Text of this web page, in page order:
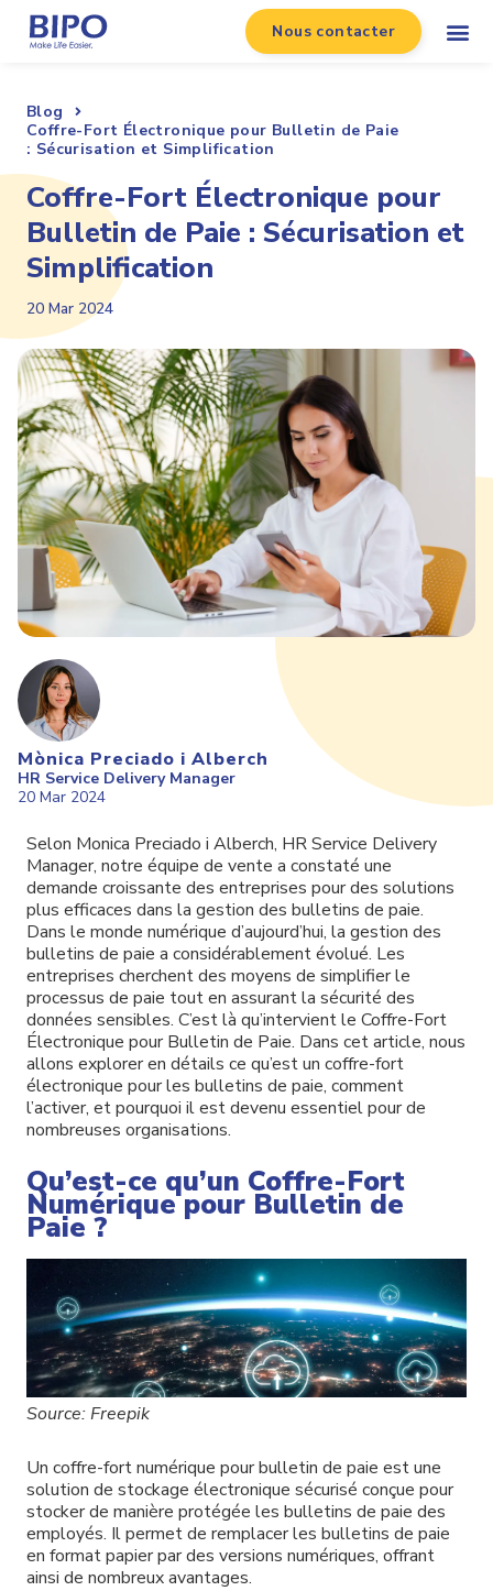
Nous contacter
Blog
Coffre-Fort Électronique pour Bulletin de Paie
: Sécurisation et Simplification
Coffre-Fort Électronique pour
Bulletin de Paie : Sécurisation et
Simplification
20 Mar 2024
Mònica Preciado i Alberch
HR Service Delivery Manager
20 Mar 2024
Selon Monica Preciado i Alberch, HR Service Delivery
Manager, notre équipe de vente a constaté une
demande croissante des entreprises pour des solutions
plus efficaces dans la gestion des bulletins de paie.
Dans le monde numérique d’aujourd’hui, la gestion des
bulletins de paie a considérablement évolué. Les
entreprises cherchent des moyens de simplifier le
processus de paie tout en assurant la sécurité des
données sensibles. C’est là qu’intervient le Coffre-Fort
Électronique pour Bulletin de Paie. Dans cet article, nous
allons explorer en détails ce qu’est un coffre-fort
électronique pour les bulletins de paie, comment
l’activer, et pourquoi il est devenu essentiel pour de
nombreuses organisations.
Qu’est-ce qu’un Coffre-Fort
Numérique pour Bulletin de
Paie ?
Source: Freepik
Un coffre-fort numérique pour bulletin de paie est une
solution de stockage électronique sécurisé conçue pour
stocker de manière protégée les bulletins de paie des
employés. Il permet de remplacer les bulletins de paie
en format papier par des versions numériques, offrant
ainsi de nombreux avantages.